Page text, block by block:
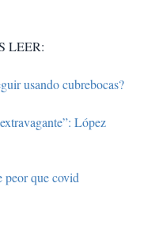
LEER:
usando cubrebocas?
López
peor que covid